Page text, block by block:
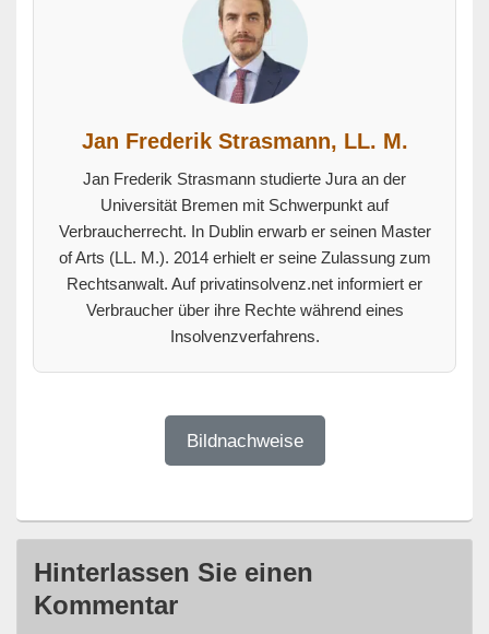
Jan Frederik Strasmann, LL. M.
Jan Frederik Strasmann studierte Jura an der
Universität Bremen mit Schwerpunkt auf
Verbraucherrecht. In Dublin erwarb er seinen Master
of Arts (LL. M.). 2014 erhielt er seine Zulassung zum
Rechtsanwalt. Auf privatinsolvenz.net informiert er
Verbraucher über ihre Rechte während eines
Insolvenzverfahrens.
Bildnachweise
Hinterlassen Sie einen
Kommentar